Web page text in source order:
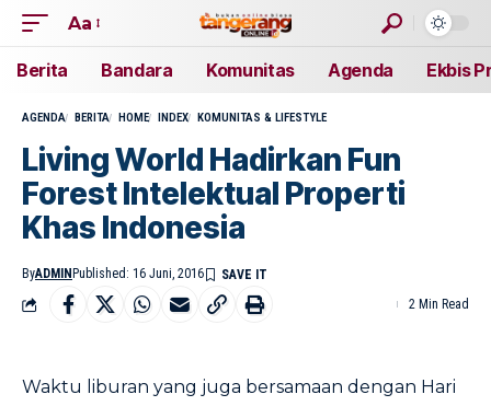
Aa
Berita Bandara Komunitas Agenda Ekbis
AGENDA BERITA HOME INDEX KOMUNITAS & LIFESTYLE
Living World Hadirkan Fun
Forest Intelektual Properti
Khas Indonesia
ByADMIN Published: 16 Juni, 2016
2 Min Read
Waktu liburan yang juga bersamaan dengan Hari